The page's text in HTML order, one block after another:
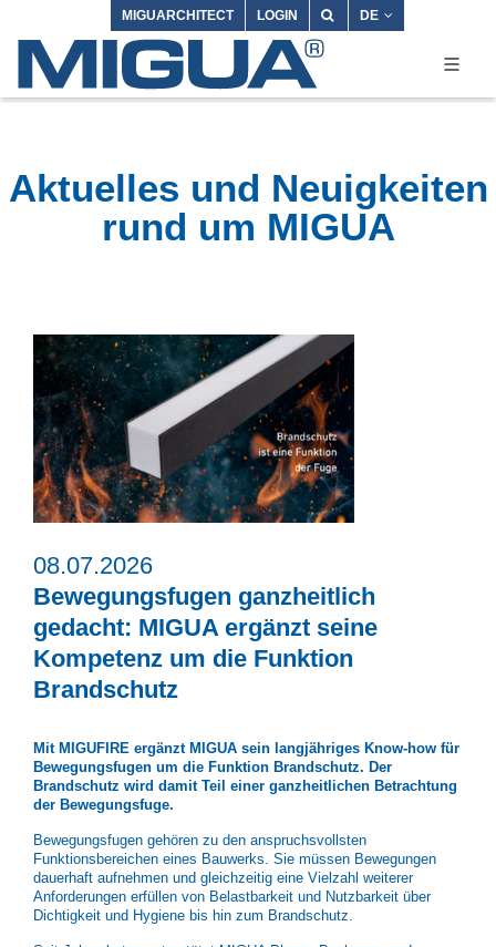
MIGUARCHITECT LOGIN DE
Aktuelles und Neuigkeiten
rund um MIGUA
08.07.2026
Bewegungsfugen ganzheitlich
gedacht: MIGUA ergänzt seine
Kompetenz um die Funktion
Brandschutz
Mit MIGUFIRE ergänzt MIGUA sein langjähriges Know-how für
Bewegungsfugen um die Funktion Brandschutz. Der
Brandschutz wird damit Teil einer ganzheitlichen Betrachtung
der Bewegungsfuge.
Bewegungsfugen gehören zu den anspruchsvollsten
Funktionsbereichen eines Bauwerks. Sie müssen Bewegungen
dauerhaft aufnehmen und gleichzeitig eine Vielzahl weiterer
Anforderungen erfüllen von Belastbarkeit und Nutzbarkeit über
Dichtigkeit und Hygiene bis hin zum Brandschutz.